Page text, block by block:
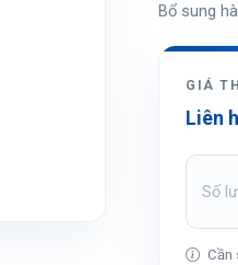
Bổ sung
GIÁ
Liên
Cần